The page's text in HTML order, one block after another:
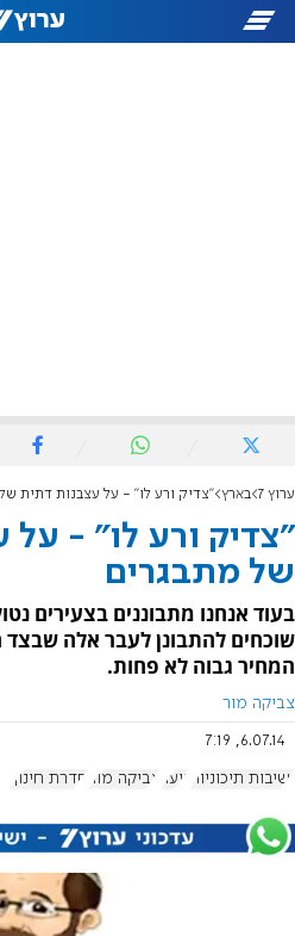
ערוץ 7 בארץ "צדיק ורע לו" - על עצבנות דתית
"צדיק ורע לו" - על
של מתבגרים
בעוד אנחנו מתבוננים בצעירים
שוכחים להתבונן לעבר אלה
המחיר גבוה לא פחות.
צביקה מור
6.07.14, 7:19
ישיבות תיכוניות נוער צביקה מור סדרת חינוך